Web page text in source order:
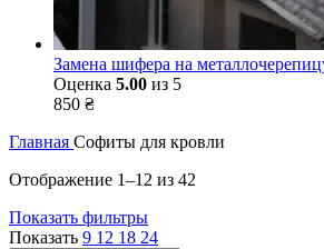
Замена шифера на
Оценка 5.00 из 5
850 ₴
Главная Софиты для кровли
Отображение 1–12 из 42
Показать фильтры
Показать 9 12 18 24